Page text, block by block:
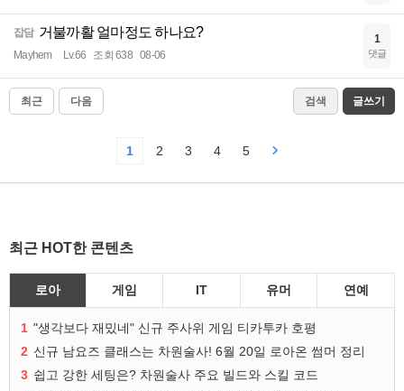
잡담 거불까활 얼마정도 하나요?
Mayhem Lv.66 조회 638 08-06
1
댓글
최근 다음 검색 글쓰기
1 2 3 4 5
최근 HOT한 콘텐츠
로아 게임 IT 유머 연예
1 "생각보다 재밌네" 신규 주사위 게임 티카투카 호평
2 신규 남요즈 클래스는 차원술사! 6월 20일 로아온 썸머 정리
3 쉽고 강한 세팅은? 차원술사 주요 빌드와 스킬 코드